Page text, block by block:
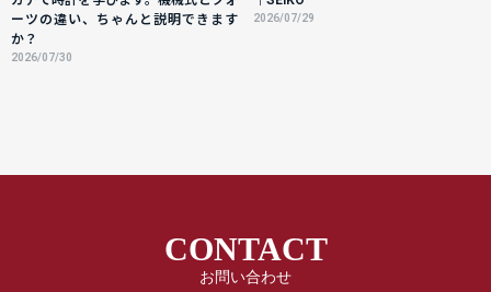
ーツの違い、ちゃんと説明できます
か？
2026/07/30
2026/07/29
CONTACT
お問い合わせ